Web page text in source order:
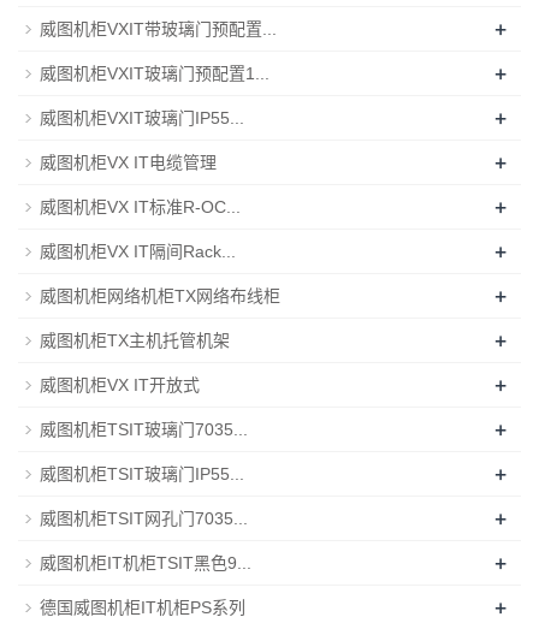
威图机柜VXIT带玻璃门预配置... +
威图机柜VXIT玻璃门预配置1... +
威图机柜VXIT玻璃门IP55... +
威图机柜VX IT电缆管理 +
威图机柜VX IT标准R-OC... +
威图机柜VX IT隔间Rack... +
威图机柜网络机柜TX网络布线柜 +
威图机柜TX主机托管机架 +
威图机柜VX IT开放式 +
威图机柜TSIT玻璃门7035... +
威图机柜TSIT玻璃门IP55... +
威图机柜TSIT网孔门7035... +
威图机柜IT机柜TSIT黑色9... +
德国威图机柜IT机柜PS系列 +